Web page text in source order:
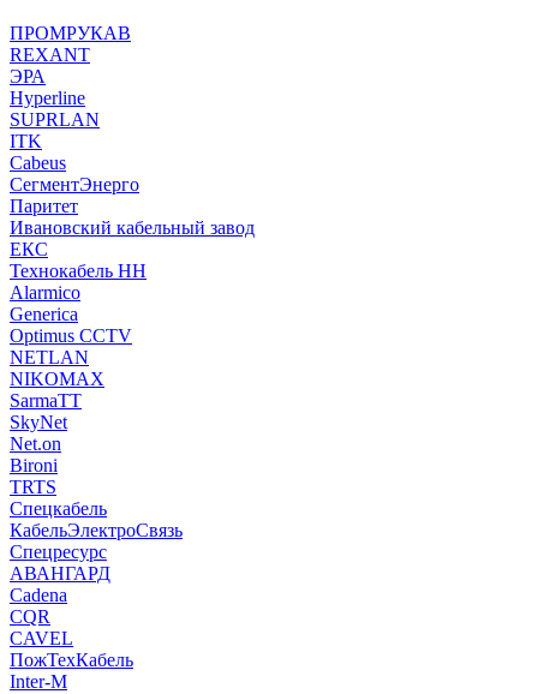
ПРОМРУКАВ
REXANT
ЭРА
Hyperline
SUPRLAN
ITK
Cabeus
СегментЭнерго
Паритет
Ивановский кабельный завод
ЕКС
Технокабель НН
Alarmico
Generica
Optimus CCTV
NETLAN
NIKOMAX
SarmaTT
SkyNet
Net.on
Bironi
TRTS
Спецкабель
КабельЭлектроСвязь
Спецресурс
АВАНГАРД
Cadena
CQR
CAVEL
ПожТехКабель
Inter-M